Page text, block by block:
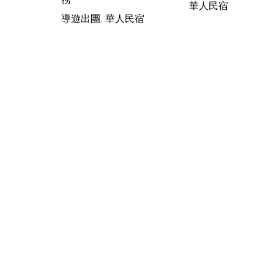
導遊出團, 華人民宿
華人民宿